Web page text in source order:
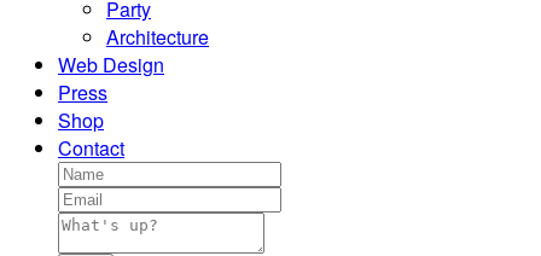
Party
Architecture
Web Design
Press
Shop
Contact